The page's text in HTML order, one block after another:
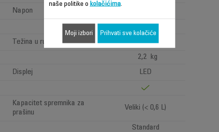
Napon
Težina u ruci
Ultra-light <1,3kg
2,2 kg
Displej
LED
Kapacitet spremnika za
prašinu
Veliki (< 0,6 L)
Standard
naše politike o kolačićima.
Moji izbori Prihvati sve kolačiće